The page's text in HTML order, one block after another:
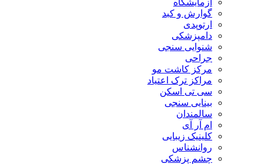
آزمایشگاه
گوارش و کبد
ارتوپدی
دامپزشکی
شنوایی سنجی
جراحی
مرکز کاشت مو
مراکز ترک اعتیاد
سی تی اسکن
بینایی سنجی
سالمندان
ام آر آی
کلینیک زیبایی
روانشناس
چشم پزشکی